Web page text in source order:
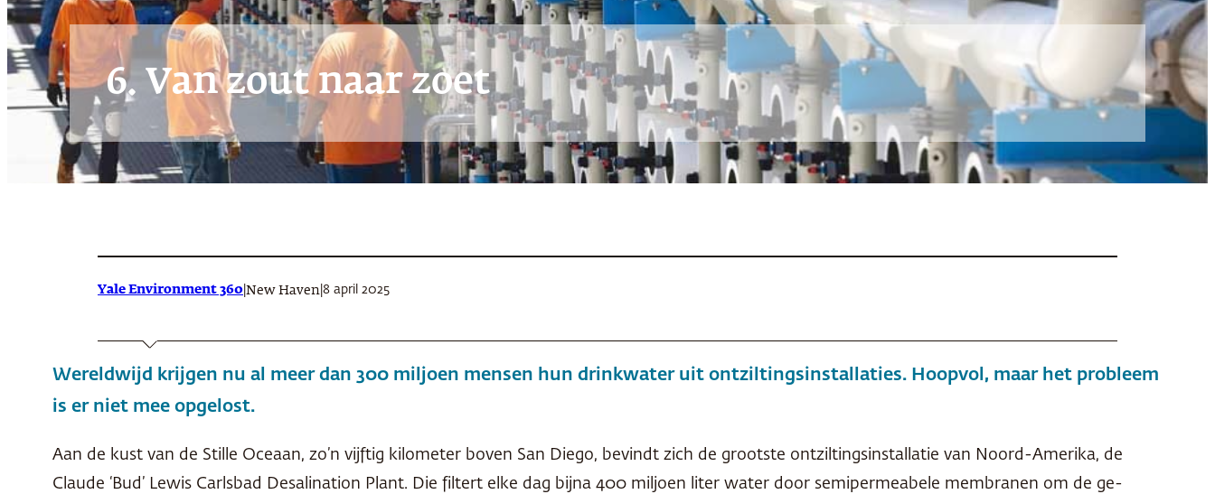
6. Van zout naar zoet
Yale Environment 360 New Haven 8 april 2025
Wereldwijd krijgen nu al meer dan 300 miljoen mensen hun drinkwater uit ontziltingsinstallaties. Hoopvol, maar het probleem
is er niet mee opgelost.
Aan de kust van de Stille Oceaan, zo’n vijftig kilometer boven San Diego, bevindt zich de grootste ontziltingsinstallatie van Noord-Amerika, de
Claude ‘Bud’ Lewis Carlsbad Desalination Plant. Die filtert elke dag bijna 400 miljoen liter water door semipermeabele membranen om de ge-